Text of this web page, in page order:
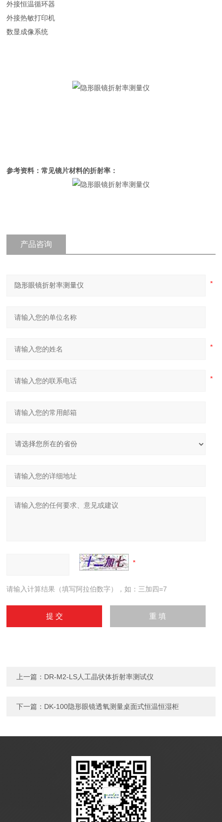
外接恒温循环器
外接热敏打印机
数显成像系统
参考资料：常见镜片材料的折射率：
产品咨询
请输入计算结果（填写阿拉伯数字），如：三加四=7
上一篇： DR-M2-LS人工晶状体折射率测试仪
下一篇： DK-100隐形眼镜透氧测量桌面式恒温恒湿柜